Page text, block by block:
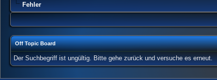
Fehler
Off Topic Board
Der Suchbegriff ist ungültig. Bitte gehe zurück und versuche es erneut.